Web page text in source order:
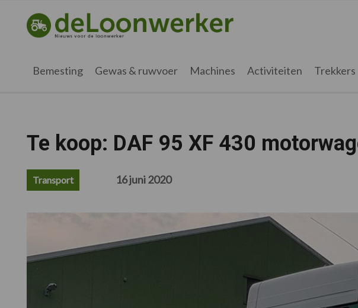
hoofdnavigatie
hoofd
eerste
voettekst
deloonwerker.nl
Bemesting Gewas & ruwvoer Machines Activiteiten Trekkers
Te koop: DAF 95 XF 430
Transport 16 juni 2020